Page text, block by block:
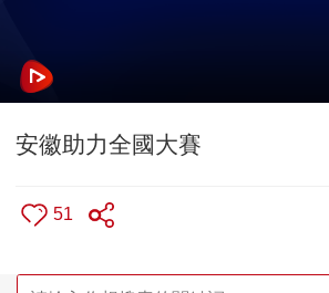
安徽助力全國大賽
51